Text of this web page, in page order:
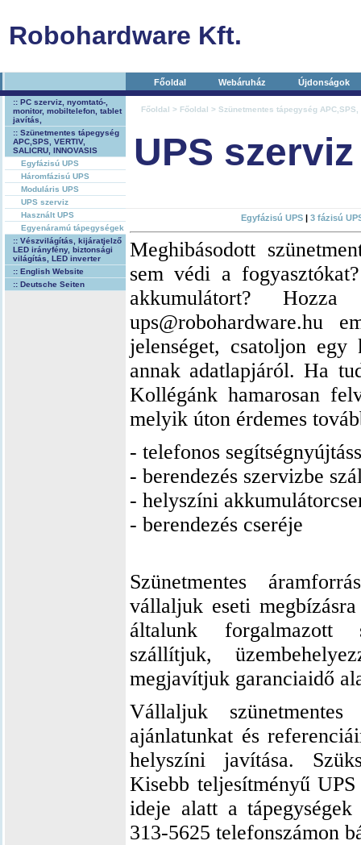
Robohardware Kft.
Főoldal Webáruház Újdonságok
:: PC szerviz, nyomtató-,
monitor, mobiltelefon, tablet
javítás,
:: Szünetmentes tápegység
APC,SPS, VERTIV,
SALICRU, INNOVASIS
Egyfázisú UPS
Háromfázisú UPS
Moduláris UPS
UPS szerviz
Használt UPS
Egyenáramú tápegységek
:: Vészvilágítás, kijáratjelző
LED irányfény, biztonsági
világítás, LED inverter
:: English Website
:: Deutsche Seiten
Főoldal > Főoldal > Szünetmentes tápegység APC,SPS,
UPS szerviz
Egyfázisú UPS| 3 fázisú
Meghibásodott
sem védi a
akkumulátort?
jelenséget, csatoljon egy
annak adatlapjáról. Ha
Kollégánk hamarosan
melyik úton érdemes
- telefonos
- berendezés szervizbe
- helyszíni
- berendezés cseréje
Szünetmentes
vállaljuk eseti
általunk forgalmazott
szállítjuk,
megjavítjuk garanciaidő
Vállaljuk
ajánlatunkat és
helyszíni javítása.
Kisebb teljesítményű
ideje alatt a
313-5625 telefonszámon